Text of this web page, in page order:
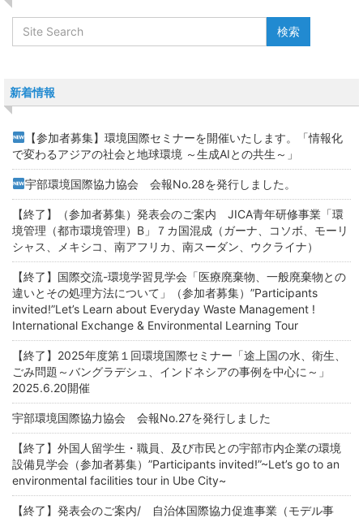
新着情報
【参加者募集】環境国際セミナーを開催いたします。「情報化
で変わるアジアの社会と地球環境 ～生成AIとの共生～」
宇部環境国際協力協会 会報No.28を発行しました。
【終了】（参加者募集）発表会のご案内 JICA青年研修事業「環
境管理（都市環境管理）B」７カ国混成（ガーナ、コソボ、モーリ
シャス、メキシコ、南アフリカ、南スーダン、ウクライナ）
【終了】国際交流-環境学習見学会「医療廃棄物、一般廃棄物との
違いとその処理方法について」（参加者募集）”Participants
invited!”Let’s Learn about Everyday Waste Management !
International Exchange & Environmental Learning Tour
【終了】2025年度第１回環境国際セミナー「途上国の水、衛生、
ごみ問題～バングラデシュ、インドネシアの事例を中心に～」
2025.6.20開催
宇部環境国際協力協会 会報No.27を発行しました
【終了】外国人留学生・職員、及び市民との宇部市内企業の環境
設備見学会（参加者募集）”Participants invited!”~Let’s go to an
environmental facilities tour in Ube City~
【終了】発表会のご案内/ 自治体国際協力促進事業（モデル事